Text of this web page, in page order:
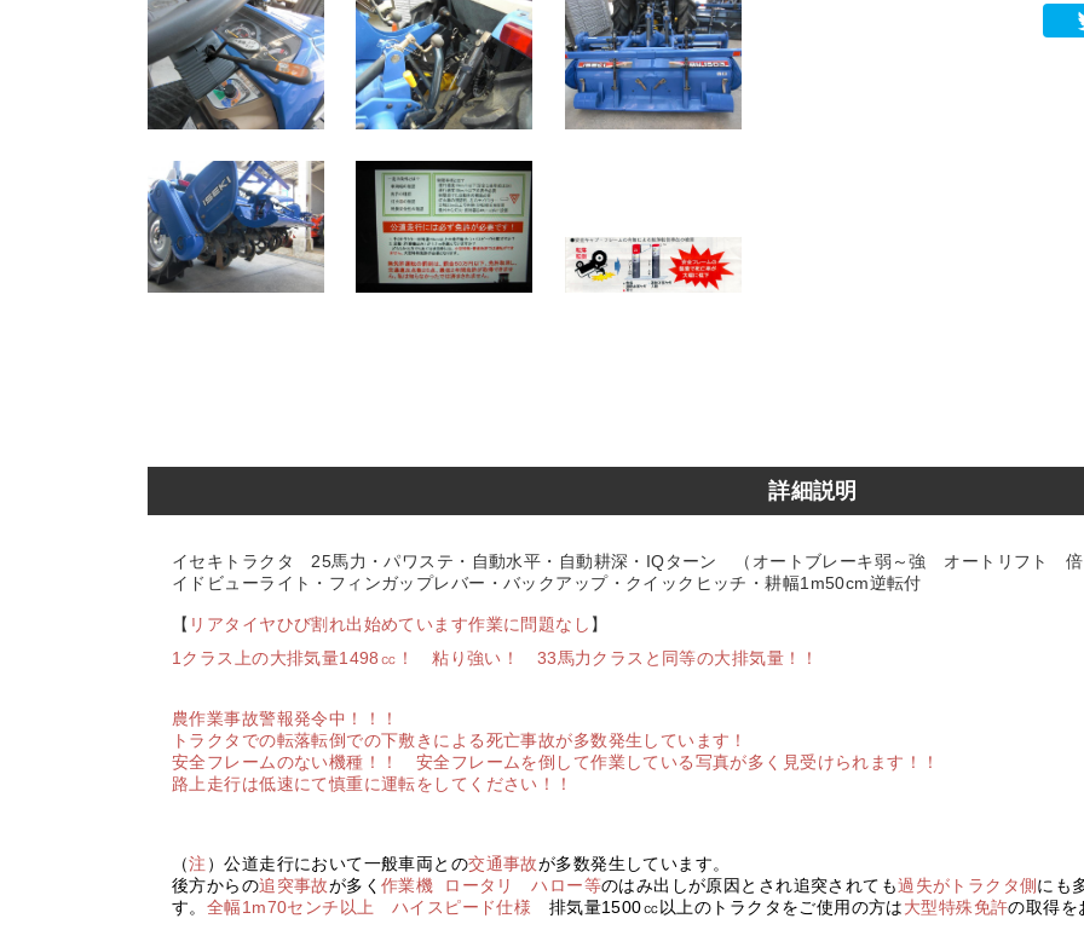
詳細説明
イセキトラクタ 25馬力・パワステ・自動水平・自動耕深・IQターン （オートブレーキ弱～強 オートリフト 倍
イドビューライト・フィンガップレバー・バックアップ・クイックヒッチ・耕幅1m50cm逆転付
【 リアタイヤひび割れ出始めています作業に問題なし 】
1クラス上の大排気量1498㏄！ 粘り強い！ 33馬力クラスと同等の大排気量！！
農作業事故警報発令中！！！
トラクタでの転落転倒での下敷きによる死亡事故が多数発生しています！
安全フレームのない機種！！ 安全フレームを倒して作業している写真が多く見受けられます！！
路上走行は低速にて慎重に運転をしてください！！
（注 ）公道走行において一般車両との交通事故が多数発生しています。
後方からの追突事故が多く作業機 ロータリ ハロー等のはみ出しが原因とされ追突されても過失がトラクタ側にも
す。 全幅1m70センチ以上 ハイスピード仕様 排気量1500㏄以上のトラクタをご使用の方は大型特殊免許の取得を